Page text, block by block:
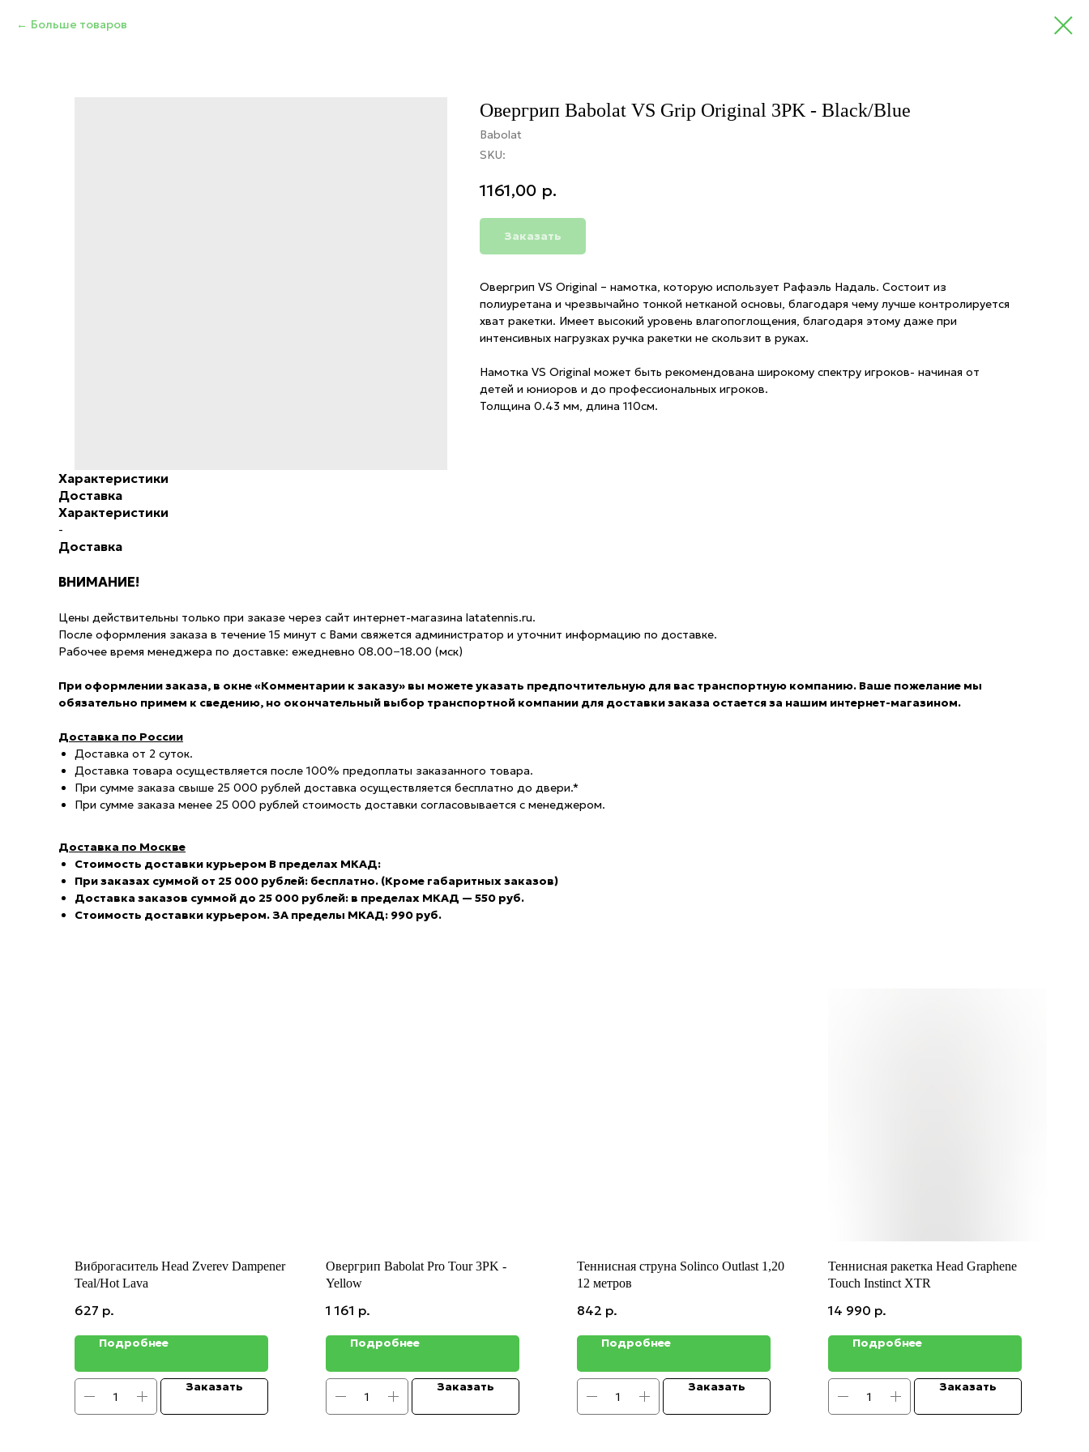
Больше товаров
Овергрип Babolat VS Grip Original 3PK - Black/Blue
Babolat
SKU:
1161,00 р.
Заказать
Овергрип VS Original – намотка, которую использует Рафаэль Надаль. Состоит из
полиуретана и чрезвычайно тонкой нетканой основы, благодаря чему лучше контролируется
хват ракетки. Имеет высокий уровень влагопоглощения, благодаря этому даже при
интенсивных нагрузках ручка ракетки не скользит в руках.
Намотка VS Original может быть рекомендована широкому спектру игроков- начиная от
детей и юниоров и до профессиональных игроков.
Толщина 0.43 мм, длина 110см.
Характеристики
Доставка
Характеристики
-
Доставка
ВНИМАНИЕ!
Цены действительны только при заказе через сайт интернет-магазина latatennis.ru.
После оформления заказа в течение 15 минут с Вами свяжется администратор и уточнит информацию по доставке.
Рабочее время менеджера по доставке: ежедневно 08.00−18.00 (мск)
При оформлении заказа, в окне «Комментарии к заказу» вы можете указать предпочтительную для вас транспортную компанию. Ваше пожелание мы
обязательно примем к сведению, но окончательный выбор транспортной компании для доставки заказа остается за нашим интернет-магазином.
Доставка по России
Доставка от 2 суток.
Доставка товара осуществляется после 100% предоплаты заказанного товара.
При сумме заказа свыше 25 000 рублей доставка осуществляется бесплатно до двери.*
При сумме заказа менее 25 000 рублей стоимость доставки согласовывается с менеджером.
Доставка по Москве
Стоимость доставки курьером В пределах МКАД:
При заказах суммой от 25 000 рублей: бесплатно. (Кроме габаритных заказов)
Доставка заказов суммой до 25 000 рублей: в пределах МКАД — 550 руб.
Стоимость доставки курьером. ЗА пределы МКАД: 990 руб.
Виброгаситель Head Zverev Dampener
Teal/Hot Lava
627 р.
Подробнее
Заказать
Овергрип Babolat Pro Tour 3PK -
Yellow
1 161 р.
Подробнее
Заказать
Теннисная струна Solinco Outlast 1,20
12 метров
842 р.
Подробнее
Заказать
Теннисная ракетка Head Graphene
Touch Instinct XTR
14 990 р.
Подробнее
Заказать